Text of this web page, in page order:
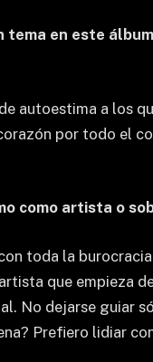
tema en este
autoestima a los
por todo el
como artista o
toda la
que empieza
No dejarse guiar
Prefiero lidiar